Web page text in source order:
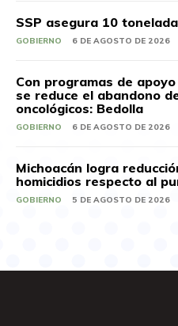
SSP asegura 10
GOBIERNO 6 DE AGOSTO DE 2026
Con programas de
se reduce el abandono
oncológicos: Bedolla
GOBIERNO 6 DE AGOSTO DE 2026
Michoacán logra
homicidios respecto al
GOBIERNO 5 DE AGOSTO DE 2026